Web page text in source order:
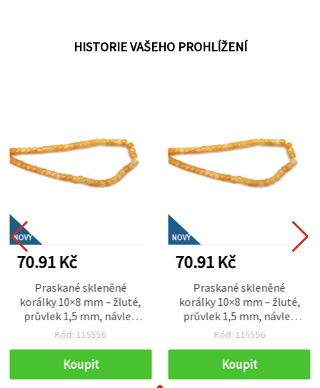
HISTORIE VAŠEHO PROHLÍŽENÍ
NOVÝ
70.91 Kč
Praskané skleněné
korálky 10×8 mm – žluté,
průvlek 1,5 mm, návlek
cca 100 ks – ideální na
kreativní handmade
tvoření
Kód: 115556
Koupit
NOVÝ
70.91 Kč
Praskané skleněné
korálky 10×8 mm – žluté,
průvlek 1,5 mm, návlek
cca 100 ks – ideální na
kreativní handmade
tvoření
Kód: 115556
Koupit